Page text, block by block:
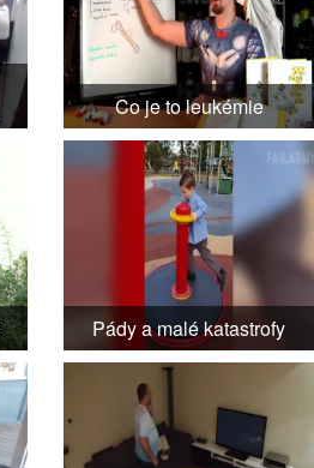
Co je to leukémie
Pády a malé katastrofy